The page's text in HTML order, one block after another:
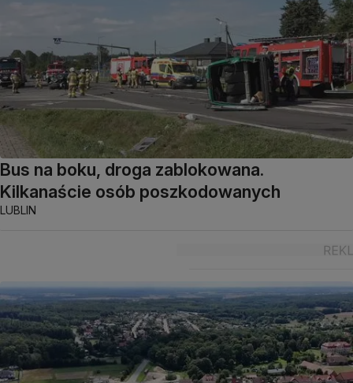
Bus na boku, droga zablokowana.
Kilkanaście osób poszkodowanych
LUBLIN